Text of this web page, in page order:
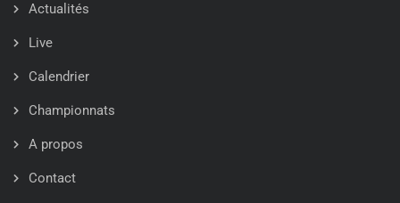
Actualités
Live
Calendrier
Championnats
A propos
Contact